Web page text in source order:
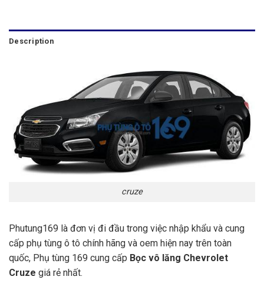
Description
cruze
Phutung169 là đơn vị đi đầu trong việc nhập khẩu và cung
cấp phụ tùng ô tô chính hãng và oem hiện nay trên toàn
quốc, Phụ tùng 169 cung cấp Bọc vô lăng Chevrolet
Cruze giá rẻ nhất.